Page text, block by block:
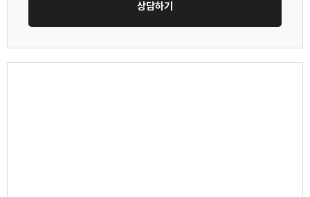
상담하기